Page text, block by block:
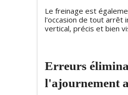
Le freinage est
l'occasion de tout arrêt
vertical, précis et bien
Erreurs
l'ajournement